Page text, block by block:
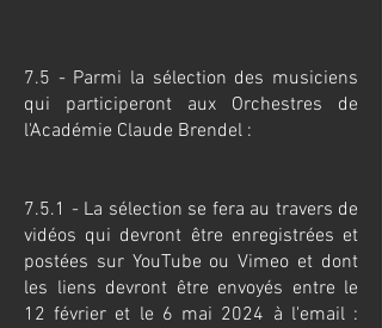
7.5 - Parmi la sélection des musiciens
qui participeront aux Orchestres de
l'Académie Claude Brendel :​
7.5.1 - La sélection se fera au travers de
vidéos qui devront être enregistrées et
postées sur YouTube ou Vimeo et dont
les liens devront être envoyés entre le
12 février et le 6 mai 2024 à l'email :